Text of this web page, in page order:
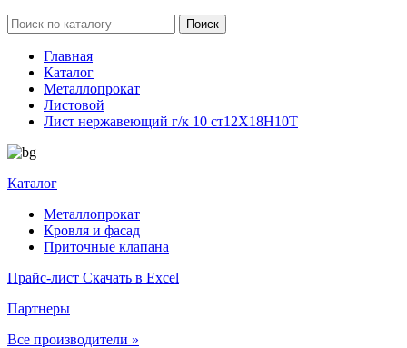
Главная
Каталог
Металлопрокат
Листовой
Лист нержавеющий г/к 10 ст12Х18Н10Т
Каталог
Металлопрокат
Кровля и фасад
Приточные клапана
Прайс-лист Скачать в Excel
Партнеры
Все производители »